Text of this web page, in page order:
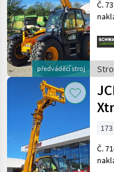
předváděcí stroj
Č. 73776
0
JCB
Č. 71417